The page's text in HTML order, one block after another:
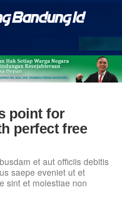
point for
perfect free
et aut officiis debitis
saepe eveniet ut et
sint et molestiae non